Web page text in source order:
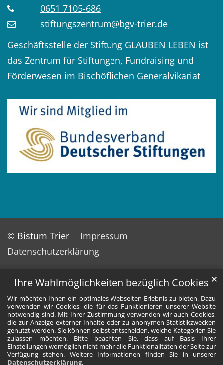
Ihre Wahlmöglichkeiten bezüglich Cookies
Wir möchten Ihnen ein optimales Webseiten-Erlebnis zu bieten. Dazu
verwenden wir Cookies, die für das Funktionieren unserer Website
notwendig sind. Mit Ihrer Zustimmung verwenden wir auch Cookies,
die zur Anzeige externer Inhalte oder zu anonymen Statistikzwecken
genutzt werden. Sie können selbst entscheiden, welche Kategorien Sie
zulassen möchten. Bitte beachten Sie, dass auf Basis Ihrer
Einstellungen womöglich nicht mehr alle Funktionalitäten der Seite zur
Verfügung stehen. Weitere Informationen finden Sie in unserer
Datenschutzerklärung.
✕
0651 7105-686
stiftungszentrum@bgv-trier.de
Geschäftsstelle der Stiftung GLAUBEN LEBEN ist
das Zentrum für Stiftungen, Fundraising und
Förderwesen im Bischöflichen Generalvikariat
© Bistum Trier
Impressum
Datenschutzerklärung